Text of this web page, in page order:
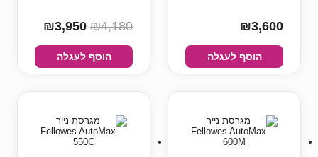
₪3,600
הוסף לעגלה
₪4,180
הוסף לעגלה